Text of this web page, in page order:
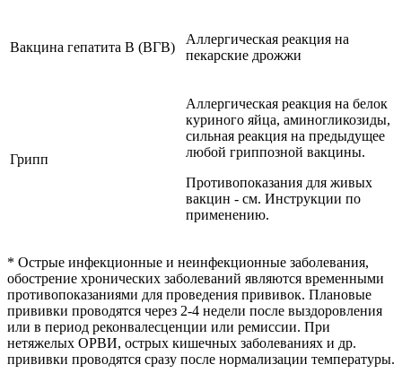
Вакцина гепатита В (ВГВ)
Аллергическая реакция на
пекарские дрожжи
Грипп
Аллергическая реакция на белок
куриного яйца, аминогликозиды,
сильная реакция на предыдущее
любой гриппозной вакцины.
Противопоказания для живых
вакцин - см. Инструкции по
применению.
* Острые инфекционные и неинфекционные заболевания,
обострение хронических заболеваний являются временными
противопоказаниями для проведения прививок. Плановые
прививки проводятся через 2-4 недели после выздоровления
или в период реконвалесценции или ремиссии. При
нетяжелых ОРВИ, острых кишечных заболеваниях и др.
прививки проводятся сразу после нормализации температуры.